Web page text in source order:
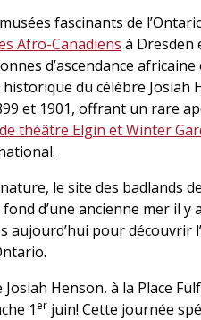
fascinants de
Afro-Canadiens à Dresden
d’ascendance
du célèbre
et 1901, offrant un rare
théâtre Elgin et Winter
le site des badlands
d’une ancienne mer il y
aujourd’hui pour découvrir
Josiah Henson, à la Place
1 er juin! Cette journée